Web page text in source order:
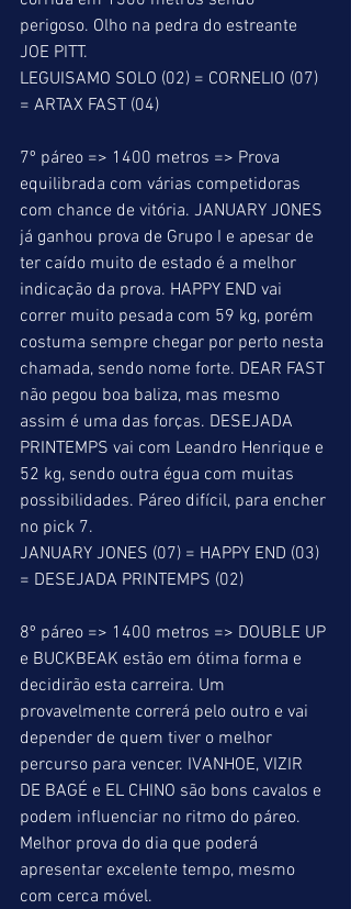
perigoso. Olho na pedra do estreante
JOE PITT.
LEGUISAMO SOLO (02) = CORNELIO (07)
= ARTAX FAST (04)
7º páreo => 1400 metros => Prova
equilibrada com várias competidoras
com chance de vitória. JANUARY JONES
já ganhou prova de Grupo I e apesar de
ter caído muito de estado é a melhor
indicação da prova. HAPPY END vai
correr muito pesada com 59 kg, porém
costuma sempre chegar por perto nesta
chamada, sendo nome forte. DEAR FAST
não pegou boa baliza, mas mesmo
assim é uma das forças. DESEJADA
PRINTEMPS vai com Leandro Henrique e
52 kg, sendo outra égua com muitas
possibilidades. Páreo difícil, para encher
no pick 7.
JANUARY JONES (07) = HAPPY END (03)
= DESEJADA PRINTEMPS (02)
8º páreo => 1400 metros => DOUBLE UP
e BUCKBEAK estão em ótima forma e
decidirão esta carreira. Um
provavelmente correrá pelo outro e vai
depender de quem tiver o melhor
percurso para vencer. IVANHOE, VIZIR
DE BAGÉ e EL CHINO são bons cavalos e
podem influenciar no ritmo do páreo.
Melhor prova do dia que poderá
apresentar excelente tempo, mesmo
com cerca móvel.